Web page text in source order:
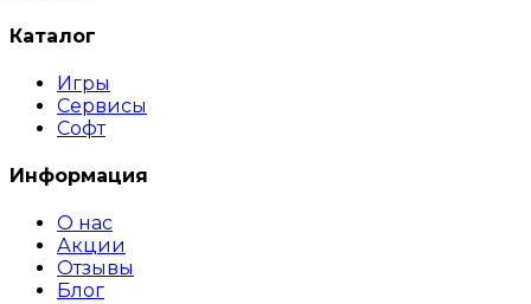
Каталог
Игры
Сервисы
Софт
Информация
О нас
Акции
Отзывы
Блог